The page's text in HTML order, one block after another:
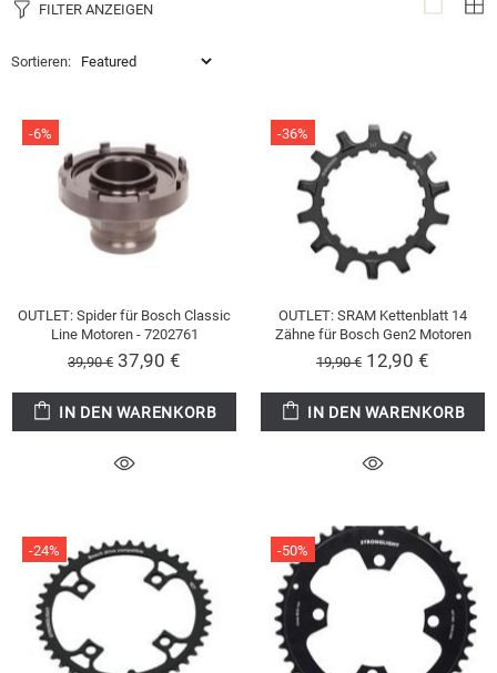
FILTER ANZEIGEN
Sortieren:
-6%
OUTLET: Spider für Bosch Classic
Line Motoren - 7202761
39,90 € 37,90 €
IN DEN WARENKORB
-36%
OUTLET: SRAM Kettenblatt 14
Zähne für Bosch Gen2 Motoren
19,90 € 12,90 €
IN DEN WARENKORB
-24% -50%